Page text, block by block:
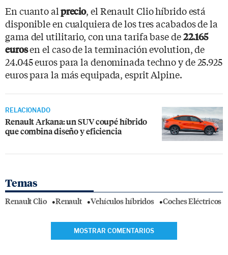
En cuanto al precio, el Renault Clio híbrido está
disponible en cualquiera de los tres acabados de la
gama del utilitario, con una tarifa base de22.165
eurosen el caso de la terminación evolution, de
24.045 euros para la denominada techno y de 25.925
euros para la más equipada, esprit Alpine.
RELACIONADO
Renault Arkana: un SUV coupé híbrido
que combina diseño y eficiencia
Temas
Renault Clio Renault Vehículos híbridos Coches Eléctricos
MOSTRAR COMENTARIOS